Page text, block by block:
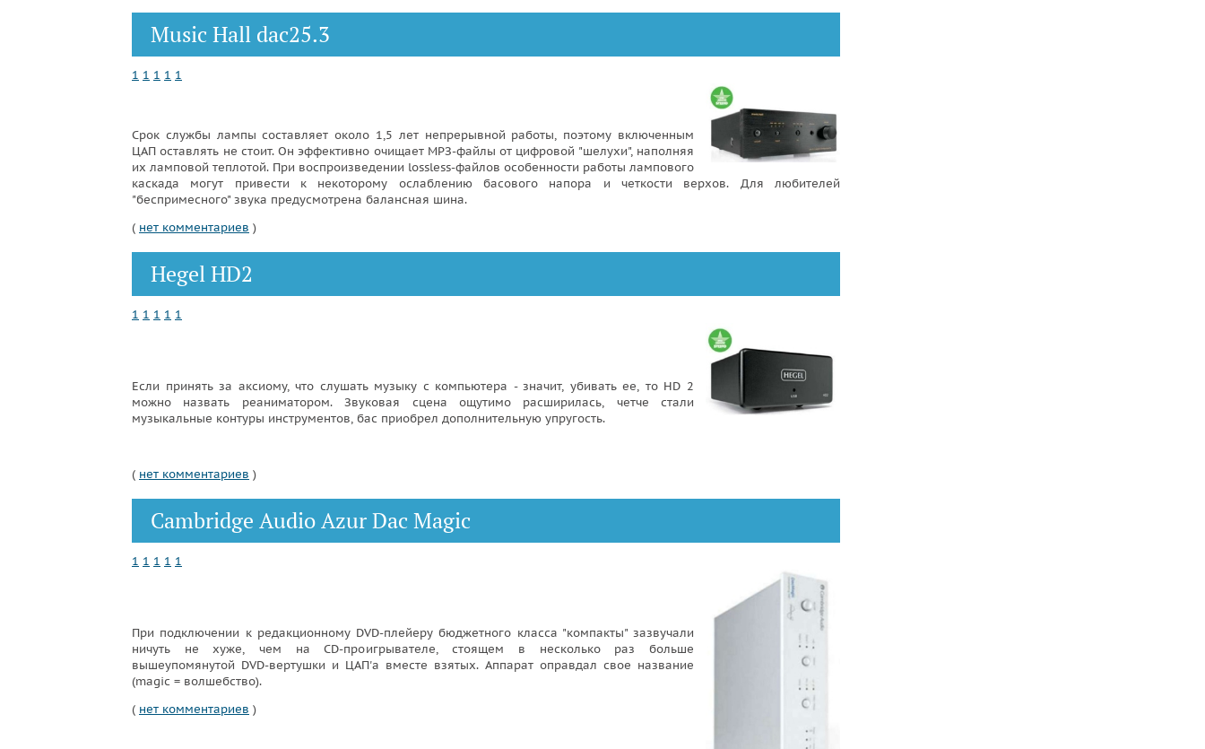
Music Hall dac25.3
1 1 1 1 1
Срок службы лампы составляет около 1,5 лет непрерывной работы, поэтому включенным
ЦАП оставлять не стоит. Он эффективно очищает МРЗ-файлы от цифровой "шелухи", наполняя
их ламповой теплотой. При воспроизведении lossless-файлов особенности работы лампового
каскада могут привести к некоторому ослаблению басового напора и четкости верхов. Для любителей
"беспримесного" звука предусмотрена балансная шина.
( нет комментариев )
Hegel HD2
1 1 1 1 1
Если принять за аксиому, что слушать музыку с компьютера - значит, убивать ее, то HD 2
можно назвать реаниматором. Звуковая сцена ощутимо расширилась, четче стали
музыкальные контуры инструментов, бас приобрел дополнительную упругость.
( нет комментариев )
Cambridge Audio Azur Dac Magic
1 1 1 1 1
При подключении к редакционному DVD-плейеру бюджетного класса "компакты" зазвучали
ничуть не хуже, чем на CD-проигрывателе, стоящем в несколько раз больше
вышеупомянутой DVD-вертушки и ЦАП'а вместе взятых. Аппарат оправдал свое название
(magic = волшебство).
( нет комментариев )